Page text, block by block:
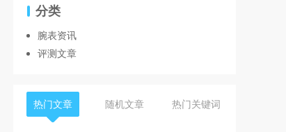
分类
腕表资讯
评测文章
热门文章 随机文章 热门关键词